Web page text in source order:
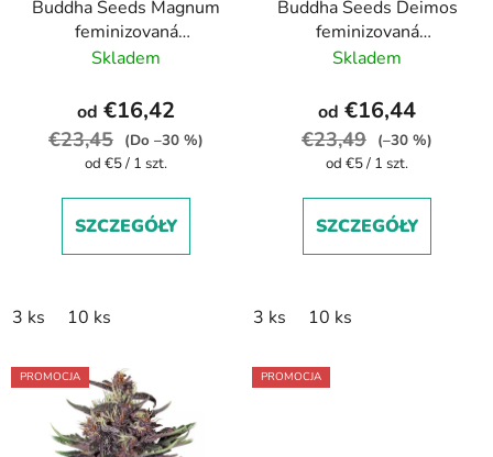
Buddha Seeds Magnum
feminizovaná
autoflowering
Skladem
od €16,42
€23,45
(Do –30 %)
Cena
od €5 / 1 szt.
SZCZEGÓŁY
3 ks 10 ks
Buddha Seeds Deimos
feminizovaná
autoflowering
Skladem
od €16,44
€23,49
(–30 %)
Cena
od €5 / 1 szt.
SZCZEGÓŁY
3 ks 10 ks
PROMOCJA PROMOCJA